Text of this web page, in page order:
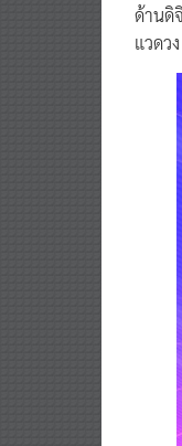
ด้านดิ
แวดว